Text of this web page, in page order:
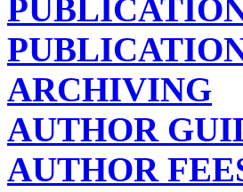
ARCHIVING
AUTHOR
AUTHOR